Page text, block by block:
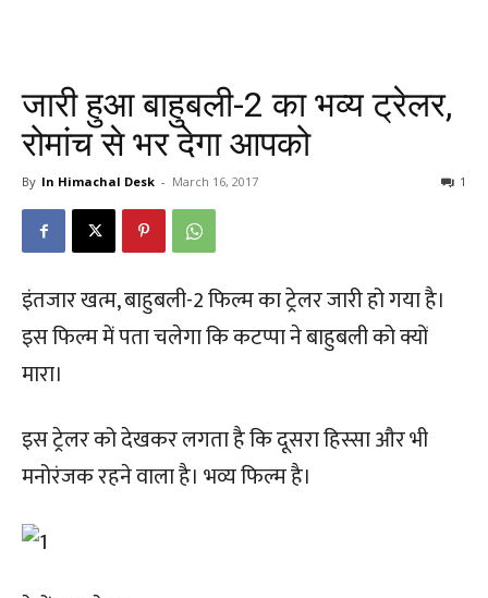
जारी हुआ बाहुबली-2 का भव्य ट्रेलर,
रोमांच से भर देगा आपको
By In Himachal Desk - March 16, 2017 1
इंतजार खत्म, बाहुबली-2 फिल्म का ट्रेलर जारी हो गया है।
इस फिल्म में पता चलेगा कि कटप्पा ने बाहुबली को क्यों
मारा।
इस ट्रेलर को देखकर लगता है कि दूसरा हिस्सा और भी
मनोरंजक रहने वाला है। भव्य फिल्म है।